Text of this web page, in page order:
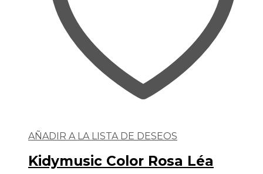
AÑADIR A LA LISTA DE DESEOS
Kidymusic Color Rosa Léa